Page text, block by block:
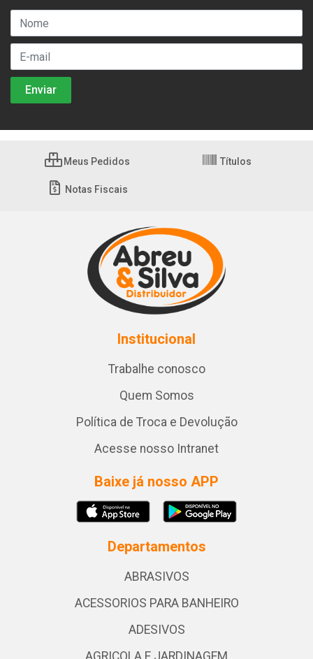
Meus Pedidos Títulos
Notas Fiscais
Institucional
Trabalhe conosco
Quem Somos
Política de Troca e Devolução
Acesse nosso Intranet
Baixe já nosso APP
Departamentos
ABRASIVOS
ACESSORIOS PARA BANHEIRO
ADESIVOS